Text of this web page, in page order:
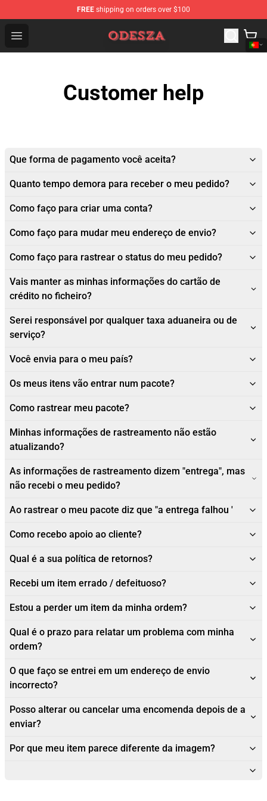
FREE shipping on orders over $100
Open menu
ODESZA Shop - Official ODESZA Merchandise Store
Customer help
Que forma de pagamento você aceita?
Quanto tempo demora para receber o meu pedido?
Como faço para criar uma conta?
Como faço para mudar meu endereço de envio?
Como faço para rastrear o status do meu pedido?
Vais manter as minhas informações do cartão de
crédito no ficheiro?
Serei responsável por qualquer taxa aduaneira ou de
serviço?
Você envia para o meu país?
Os meus itens vão entrar num pacote?
Como rastrear meu pacote?
Minhas informações de rastreamento não estão
atualizando?
As informações de rastreamento dizem "entrega", mas
não recebi o meu pedido?
Ao rastrear o meu pacote diz que "a entrega falhou '
Como recebo apoio ao cliente?
Qual é a sua política de retornos?
Recebi um item errado / defeituoso?
Estou a perder um item da minha ordem?
Qual é o prazo para relatar um problema com minha
ordem?
O que faço se entrei em um endereço de envio
incorrecto?
Posso alterar ou cancelar uma encomenda depois de a
enviar?
Por que meu item parece diferente da imagem?